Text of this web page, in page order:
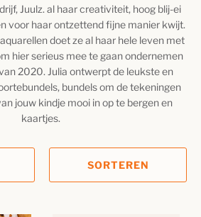
Juulz. al haar creativiteit, hoog blij-ei
voor haar ontzettend fijne manier kwijt.
doet ze al haar hele leven met
hier serieus mee te gaan ondernemen
2020. Julia ontwerpt de leukste en
bundels om de tekeningen
jouw kindje mooi in op te bergen en
kaartjes.
SORTEREN